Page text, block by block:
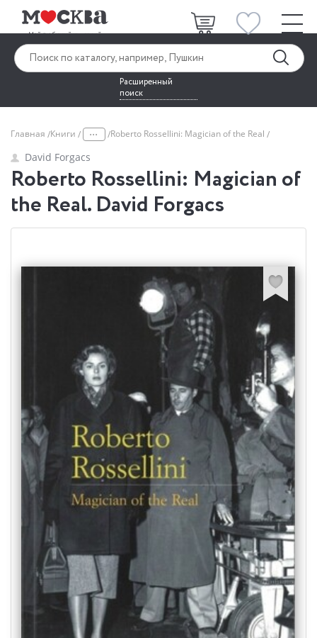
Расширенный
поиск
Главная Книги ... Roberto Rossellini: Magician of the Real
David Forgacs
Roberto Rossellini: Magician of
the Real. David Forgacs